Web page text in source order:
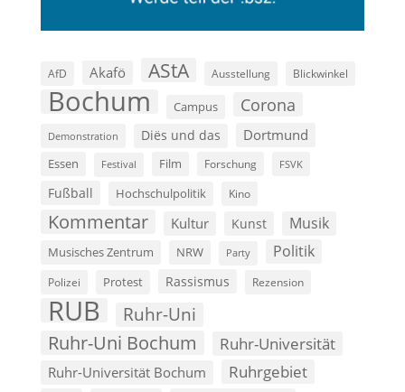
AfD Akafö AStA Ausstellung Blickwinkel
Bochum Campus Corona
Demonstration Diës und das Dortmund
Essen Festival Film Forschung FSVK
Fußball Hochschulpolitik Kino
Kommentar Kultur Kunst Musik
Musisches Zentrum NRW Party Politik
Polizei Protest Rassismus Rezension
RUB Ruhr-Uni
Ruhr-Uni Bochum Ruhr-Universität
Ruhr-Universität Bochum Ruhrgebiet